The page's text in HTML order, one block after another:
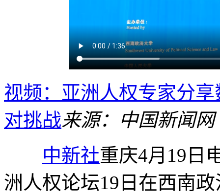
视频：亚洲人权专家分
对挑战来源：中国新闻网
中新社重庆4月19日
洲人权论坛19日在西南